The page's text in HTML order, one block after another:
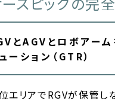
とAGVとロボアー
ーション（GTR）
エリアでRGVが保管し